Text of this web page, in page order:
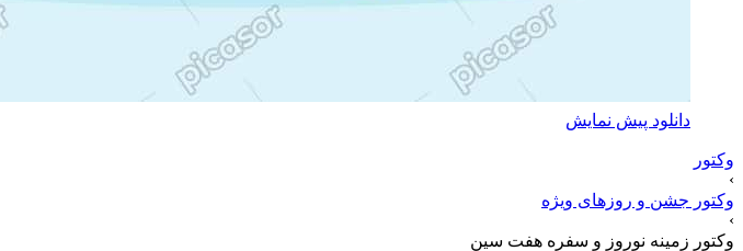
دانلود پیش نمایش
وکتور
›
وکتور جشن و روزهای ویژه
›
وکتور زمینه نوروز و سفره هفت سین